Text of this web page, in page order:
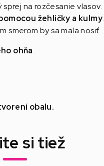
na rozčesanie vlasov.
žehličky a kulmy.
smerom by sa mala nosiť.
ohňa.
obalu.
si tiež